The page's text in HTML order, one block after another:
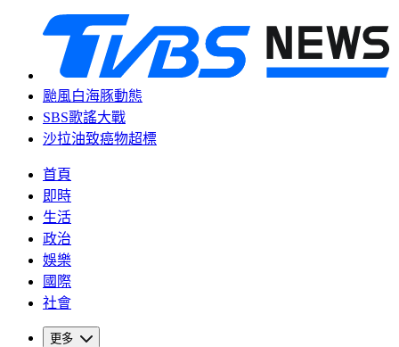
颱風白海豚動態
SBS歌謠大戰
沙拉油致癌物超標
首頁
即時
生活
政治
娛樂
國際
社會
更多